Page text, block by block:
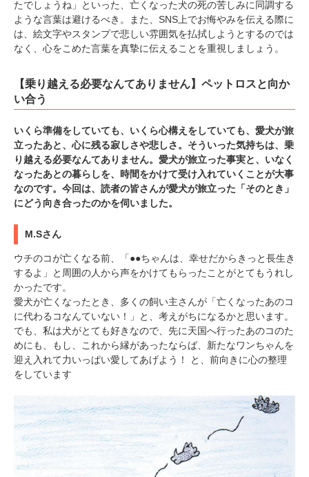
たでしょうね」といった、亡くなった犬の死の苦しみに同調する
ような言葉は避けるべき。また、SNS上でお悔やみを伝える際に
は、絵文字やスタンプで悲しい雰囲気を払拭しようとするのでは
なく、心をこめた言葉を真摯に伝えることを重視しましょう。
【乗り越える必要なんてありません】ペットロスと向か
い合う
いくら準備をしていても、いくら心構えをしていても、愛犬が旅
立ったあと、心に残る寂しさや悲しさ。そういった気持ちは、乗
り越える必要なんてありません。愛犬が旅立った事実と、いなく
なったあとの暮らしを、時間をかけて受け入れていくことが大事
なのです。今回は、読者の皆さんが愛犬が旅立った「そのとき」
にどう向き合ったのかを伺いました。
M.Sさん
ウチのコが亡くなる前、「●●ちゃんは、幸せだからきっと長生き
するよ」と周囲の人から声をかけてもらったことがとてもうれし
かったです。
愛犬が亡くなったとき、多くの飼い主さんが「亡くなったあのコ
に代わるコなんていない！」と、考えがちになるかと思います。
でも、私は犬がとても好きなので、先に天国へ行ったあのコのた
めにも、もし、これから縁があったならば、新たなワンちゃんを
迎え入れて力いっぱい愛してあげよう！ と、前向きに心の整理
をしています